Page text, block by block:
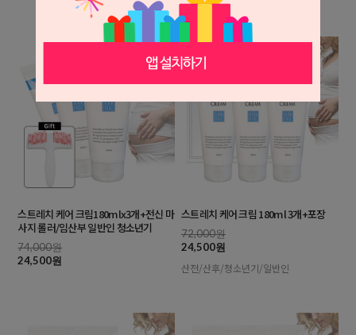
스트레치 케어 크림180mlx3개+전신 마
사지 롤러/임산부 일반인 청소년기
74,000원
24,500원
스트레치 케어 크림 180ml 3개+포장
72,000원
24,500원
산전/산후/청소년기/일반인